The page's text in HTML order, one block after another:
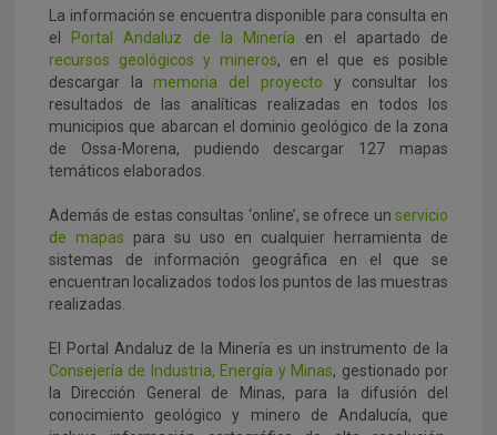
La información se encuentra disponible para consulta en
elPortal Andaluz de la Minería en el apartado de
recursos geológicos y mineros, en el que es posible
descargar lamemoria del proyecto y consultar los
resultados de las analíticas realizadas en todos los
municipios que abarcan el dominio geológico de la zona
de Ossa-Morena, pudiendo descargar 127 mapas
temáticos elaborados.
Además de estas consultas ‘online’, se ofrece un servicio
de mapas para su uso en cualquier herramienta de
sistemas de información geográfica en el que se
encuentran localizados todos los puntos de las muestras
realizadas.
El Portal Andaluz de la Minería es un instrumento de la
Consejería de Industria, Energía y Minas, gestionado por
la Dirección General de Minas, para la difusión del
conocimiento geológico y minero de Andalucía, que